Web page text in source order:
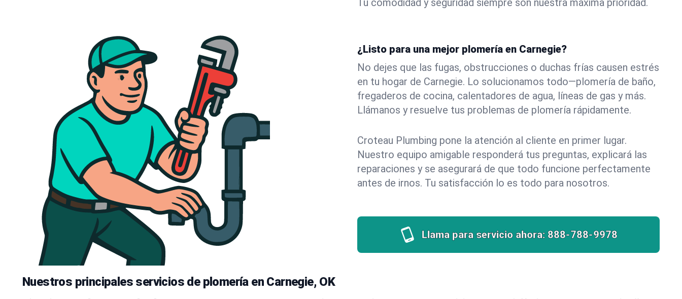
Tu comodidad y seguridad siempre son nuestra máxima prioridad.
¿Listo para una mejor plomería en Carnegie?
No dejes que las fugas, obstrucciones o duchas frías causen estrés
en tu hogar de Carnegie. Lo solucionamos todo—plomería de baño,
fregaderos de cocina, calentadores de agua, líneas de gas y más.
Llámanos y resuelve tus problemas de plomería rápidamente.
Croteau Plumbing pone la atención al cliente en primer lugar.
Nuestro equipo amigable responderá tus preguntas, explicará las
reparaciones y se asegurará de que todo funcione perfectamente
antes de irnos. Tu satisfacción lo es todo para nosotros.
Llama para servicio ahora: 888-788-9978
Nuestros principales servicios de plomería en Carnegie, OK